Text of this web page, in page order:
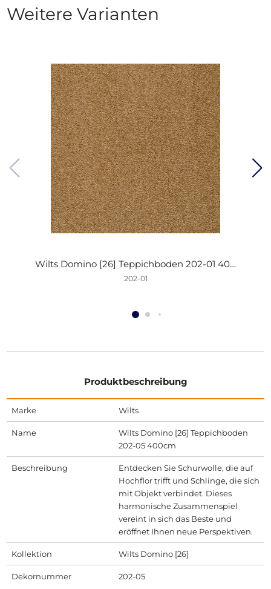
Weitere Varianten
Wilts Domino [26] Teppichboden 202-01 400cm
202-01
Produktbeschreibung
Marke Wilts
Name
Wilts Domino [26] Teppichboden
202-05 400cm
Beschreibung
Entdecken Sie Schurwolle, die auf
Hochflor trifft und Schlinge, die sich
mit Objekt verbindet. Dieses
harmonische Zusammenspiel
vereint in sich das Beste und
eröffnet Ihnen neue Perspektiven.
Kollektion Wilts Domino [26]
Dekornummer 202-05